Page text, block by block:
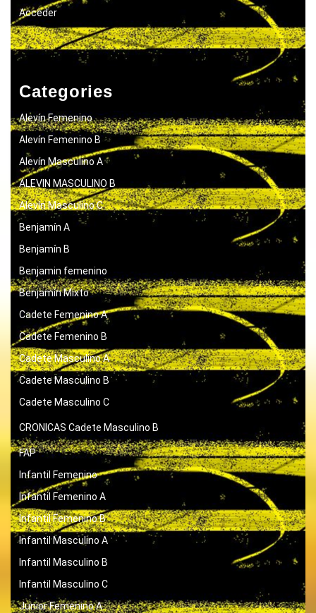
Acceder
Categories
Alevín Femenino
Alevín Femenino B
Alevín Masculino A
ALEVIN MASCULINO B
Alevín Masculino C
Benjamín A
Benjamín B
Benjamin femenino
Benjamín Mixto
Cadete Femenino A
Cadete Femenino B
Cadete Masculino A
Cadete Masculino B
Cadete Masculino C
CRONICAS Cadete Masculino B
FAP
Infantil Femenino
Infantil Femenino A
Infantil Femenino B
Infantil Masculino A
Infantil Masculino B
Infantil Masculino C
Junior Femenino A